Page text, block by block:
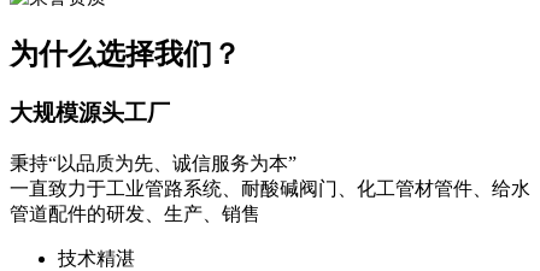
为什么选择我们？
大规模源头工厂
秉持“以品质为先、诚信服务为本”
一直致力于工业管路系统、耐酸碱阀门、化工管材管件、给水
管道配件的研发、生产、销售
技术精湛